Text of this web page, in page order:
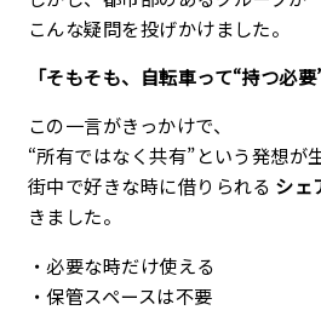
こんな疑問を投げかけました。
「そもそも、自転車って“持つ必要
この一言がきっかけで、
“所有ではなく共有”という発想が
街中で好きな時に借りられる シェ
きました。
・必要な時だけ使える
・保管スペースは不要